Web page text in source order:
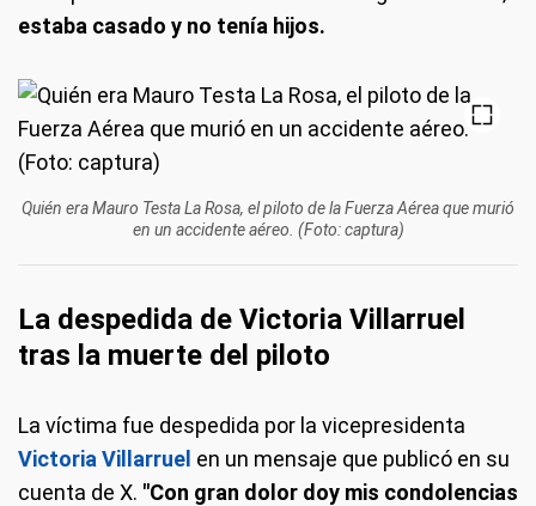
estaba casado y no tenía hijos.
Quién era Mauro Testa La Rosa, el piloto de la Fuerza Aérea que murió
en un accidente aéreo. (Foto: captura)
La despedida de Victoria Villarruel
tras la muerte del piloto
La víctima fue despedida por la vicepresidenta
Victoria Villarruel en un mensaje que publicó en su
cuenta de X. "Con gran dolor doy mis condolencias